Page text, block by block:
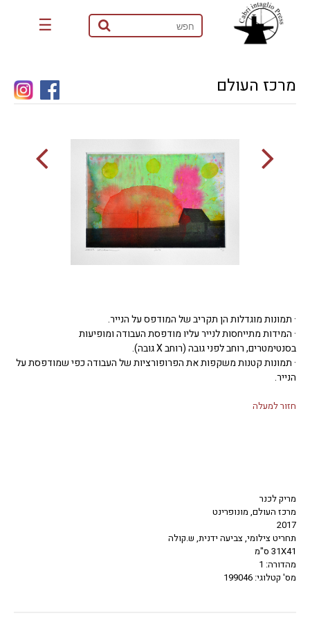
☰
מרכז העולם
· תמונות מוגדלות הן תקריב של המודפס על הנייר.
· המידות מתייחסות לנייר עליו מודפסת העבודה ומופיעות
בסנטימטרים, רוחב לפני גובה (רוחב X גובה).
· תמונות קטנות משקפות את הפרופורציות של העבודה כפי שמודפסת על
הנייר.
חזור למעלה
מריק לכנר
מרכז העולם, מונופרינט
2017
תחריט צילומי, צביעה ידנית, ש.קולה
31X41 ס"מ
מהדורה: 1
מס' קטלוגי: 199046